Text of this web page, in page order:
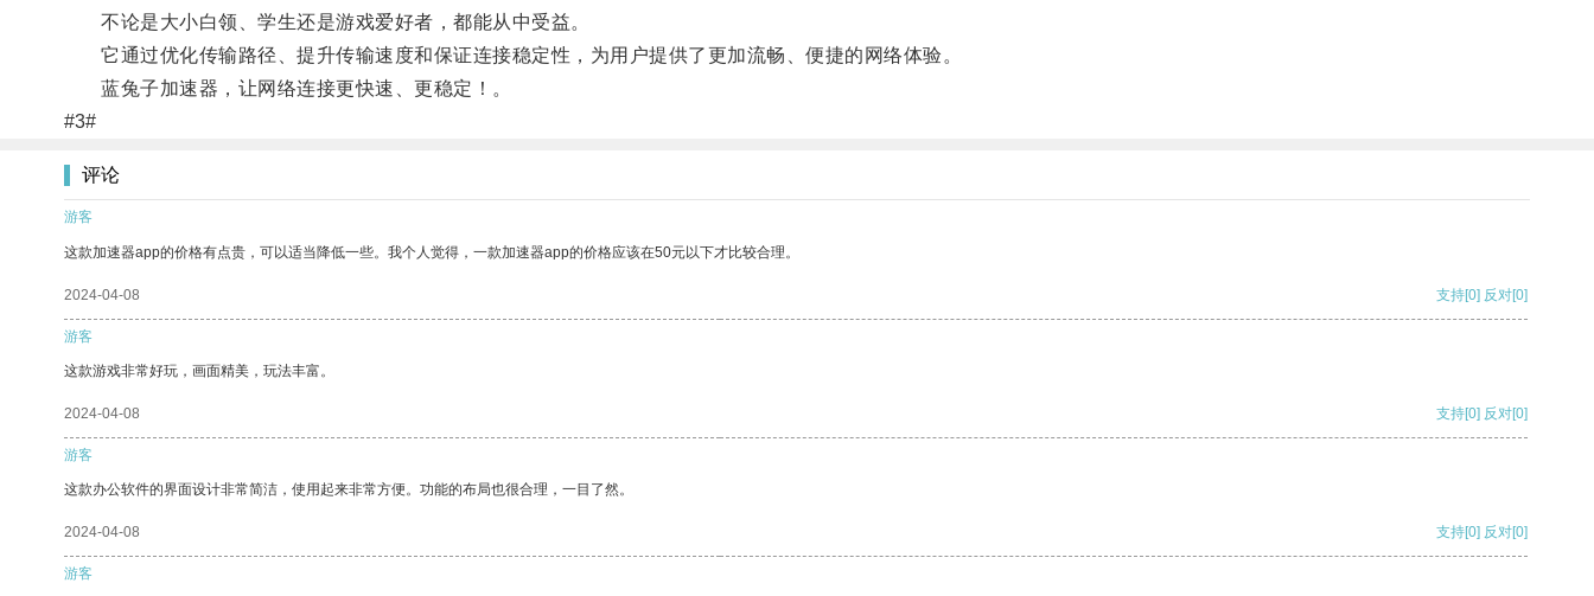
不论是大小白领、学生还是游戏爱好者，都能从中受益。
它通过优化传输路径、提升传输速度和保证连接稳定性，为用户提供了更加流畅、便捷的网络体验。
蓝兔子加速器，让网络连接更快速、更稳定！。
#3#
评论
游客
这款加速器app的价格有点贵，可以适当降低一些。我个人觉得，一款加速器app的价格应该在50元以下才比较合理。
2024-04-08 支持[0] 反对[0]
游客
这款游戏非常好玩，画面精美，玩法丰富。
2024-04-08 支持[0] 反对[0]
游客
这款办公软件的界面设计非常简洁，使用起来非常方便。功能的布局也很合理，一目了然。
2024-04-08 支持[0] 反对[0]
游客